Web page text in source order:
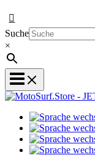
Suche
×